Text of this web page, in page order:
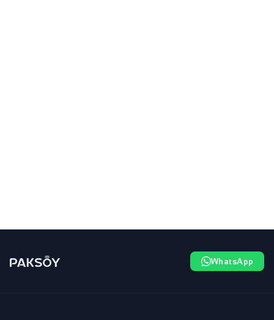
WhatsApp